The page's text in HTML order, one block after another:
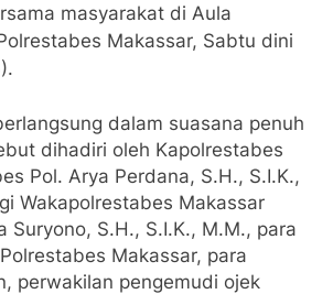
masyarakat di Aula
Makassar, Sabtu dini
dalam suasana penuh
dihadiri oleh Kapolrestabes
Pol. Arya Perdana, S.H., S.I.K.,
Wakapolrestabes Makassar
Suryono, S.H., S.I.K., M.M., para
Makassar, para
perwakilan pengemudi ojek